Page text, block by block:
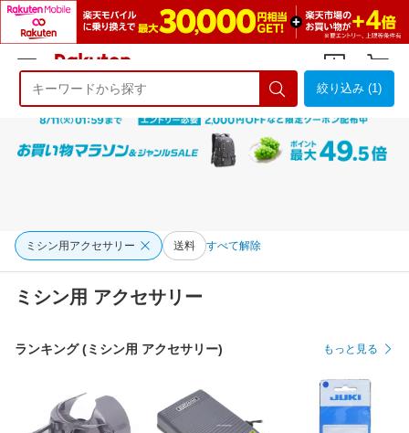
ようこそ 楽天市場へ ログイン
絞り込み (1)
ミシン用アクセサリー 送料 すべて解除
ミシン用 アクセサリー
ランキング (ミシン用 アクセサリー) もっと見る